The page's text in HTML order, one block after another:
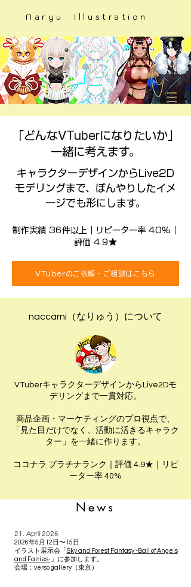
Naryu Illustration
「どんなVTuberになりたいか」
一緒に考えます。
キャラクターデザインからLive2D
モデリングまで、ぼんやりしたイメ
ージでも形にします。
制作実績 36件以上｜リピーター率 40%｜
評価 4.9★
VTuberのご依頼・ご相談はこちら
naccarni（なりゅう）について
VTuberキャラクターデザインからLive2Dモ
デリングまで一貫対応。
商品企画・マーケティングのプロ視点で、
「見た目だけでなく、活動に活きるキャラク
ター」を一緒に作ります。
ココナラ プラチナランク｜評価 4.9★｜リピ
ーター率 40%
News
21. April 2026
2026年5月12日〜15日
イラスト展示会「 Sky and Forest Fantasy -Ball of Angels
and Fairies-」に参加します。
会場：verso gallery（東京）